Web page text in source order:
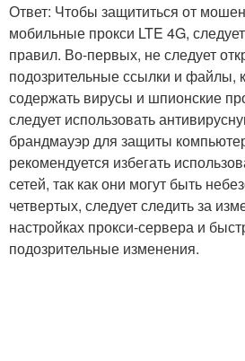
Ответ: Чтобы защититься от
мобильные прокси LTE 4G,
правил. Во-первых, не следует
подозрительные ссылки и файлы,
содержать вирусы и шпионские
следует использовать
брандмауэр для защиты
рекомендуется избегать
сетей, так как они могут быть
четвертых, следует следить за
настройках прокси-сервера и
подозрительные изменения.